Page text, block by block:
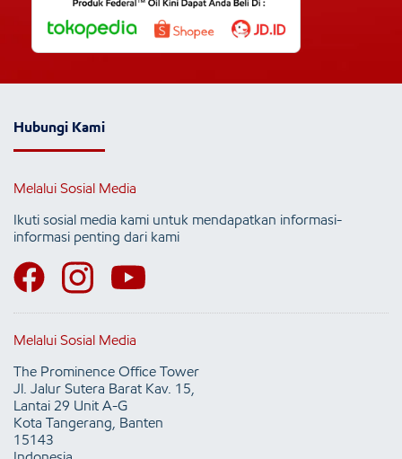
Hubungi Kami
Melalui Sosial Media
Ikuti sosial media kami untuk mendapatkan informasi-
informasi penting dari kami
Melalui Sosial Media
The Prominence Office Tower
Jl. Jalur Sutera Barat Kav. 15,
Lantai 29 Unit A-G
Kota Tangerang, Banten
15143